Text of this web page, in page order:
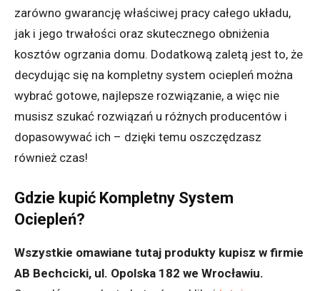
zarówno gwarancję właściwej pracy całego układu,
jak i jego trwałości oraz skutecznego obniżenia
kosztów ogrzania domu. Dodatkową zaletą jest to, że
decydując się na kompletny system ociepleń można
wybrać gotowe, najlepsze rozwiązanie, a więc nie
musisz szukać rozwiązań u różnych producentów i
dopasowywać ich – dzięki temu oszczędzasz
również czas!
Gdzie kupić Kompletny System
Ociepleń?
Wszystkie omawiane tutaj produkty kupisz w firmie
AB Bechcicki, ul. Opolska 182 we Wrocławiu.